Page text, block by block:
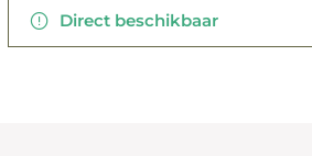
Direct beschikbaar